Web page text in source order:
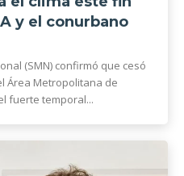
y el conurbano
(SMN) confirmó que cesó
Área Metropolitana de
fuerte temporal...